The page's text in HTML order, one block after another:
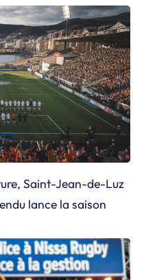
Saint-Jean-de-Luz
lance la saison